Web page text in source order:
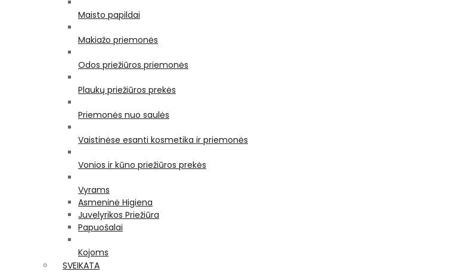
Maisto papildai
Makiažo priemonės
Odos priežiūros priemonės
Plaukų priežiūros prekės
Priemonės nuo saulės
Vaistinėse esanti kosmetika ir priemonės
Vonios ir kūno priežiūros prekės
Vyrams
Asmeninė Higiena
Juvelyrikos Priežiūra
Papuošalai
Kojoms
SVEIKATA